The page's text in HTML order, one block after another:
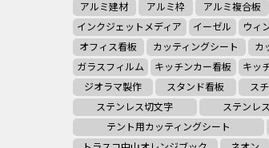
アルミ建材
アルミ枠 アルミ複合板
インクジェットメディア
イーゼル ウィ
オフィス看板
カッティングシート カ
ガラスフィルム
キッチンカー看板 キッ
ジオラマ製作
スタンド看板 ス
ステンレス切文字
ステンレ
テント用カッティングシート